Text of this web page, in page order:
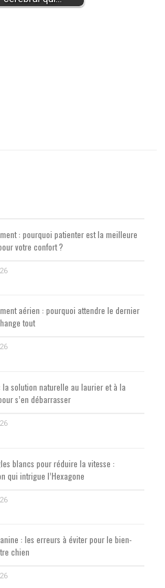
: pourquoi patienter est la meilleure
votre confort ?
aérien : pourquoi attendre le dernier
tout
la solution naturelle au laurier et à la
s’en débarrasser
blancs pour réduire la vitesse :
qui intrigue l’Hexagone
: les erreurs à éviter pour le bien-
chien